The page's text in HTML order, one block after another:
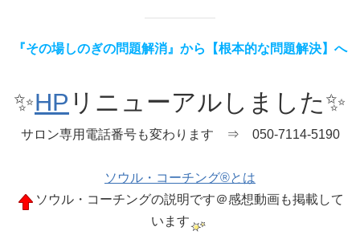
『その場しのぎの問題解消』から【根本的な問題解決】へ
✨HP リニューアルしました✨
サロン専用電話番号も変わります ⇒ 050-7114-5190
ソウル・コーチング®とは
ソウル・コーチングの説明です＠感想動画も掲載して
います